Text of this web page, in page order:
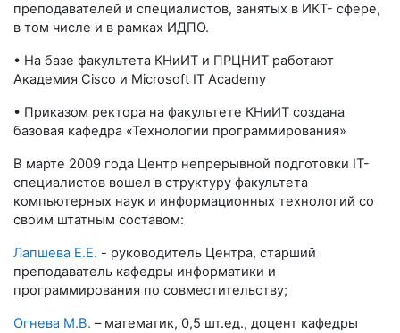
преподавателей и специалистов, занятых в ИКТ- сфере,
в том числе и в рамках ИДПО.
• На базе факультета КНиИТ и ПРЦНИТ работают
Академия Cisco и Microsoft IT Academy
• Приказом ректора на факультете КНиИТ создана
базовая кафедра «Технологии программирования»
В марте 2009 года Центр непрерывной подготовки IT-
специалистов вошел в структуру факультета
компьютерных наук и информационных технологий со
своим штатным составом:
Лапшева Е.Е. - руководитель Центра, старший
преподаватель кафедры информатики и
программирования по совместительству;
Огнева М.В. – математик, 0,5 шт.ед., доцент кафедры